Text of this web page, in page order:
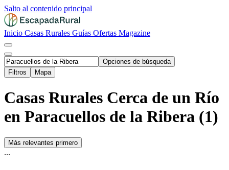
Salto al contenido principal
Inicio Casas Rurales Guías Ofertas Magazine
Opciones de búsqueda
Filtros
Mapa
Casas Rurales Cerca de un Río
en Paracuellos de la Ribera (1)
Más relevantes primero
...